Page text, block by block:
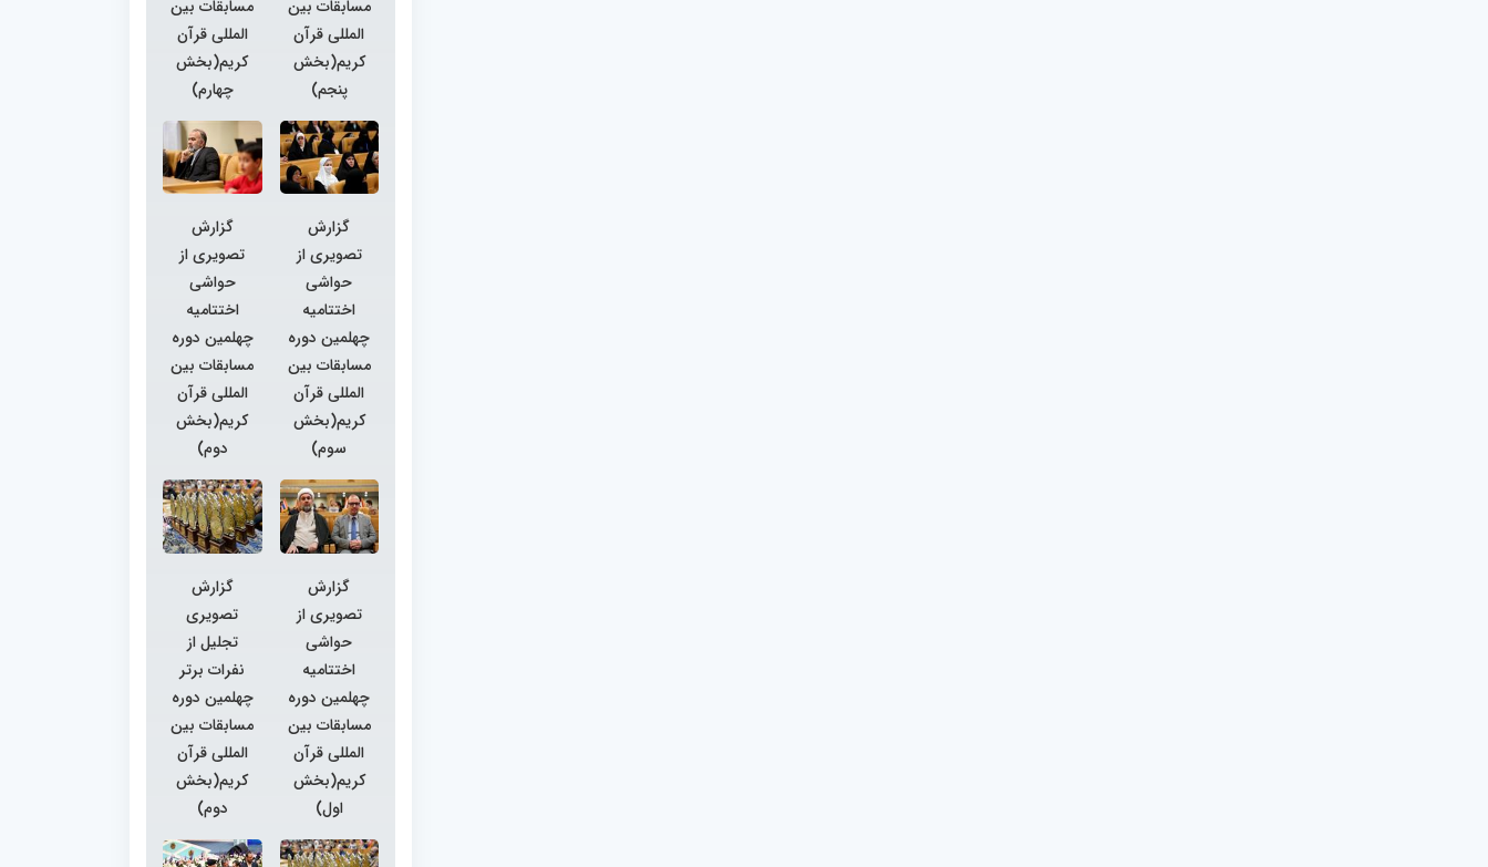
مسابقات بین
المللی قرآن
کریم(بخش
پنجم)
مسابقات بین
المللی قرآن
کریم(بخش
چهارم)
گزارش
تصویری از
حواشی
اختتامیه
چهلمین دوره
مسابقات بین
المللی قرآن
کریم(بخش
سوم)
گزارش
تصویری از
حواشی
اختتامیه
چهلمین دوره
مسابقات بین
المللی قرآن
کریم(بخش
دوم)
گزارش
تصویری از
حواشی
اختتامیه
چهلمین دوره
مسابقات بین
المللی قرآن
کریم(بخش
اول)
گزارش
تصویری
تجلیل از
نفرات برتر
چهلمین دوره
مسابقات بین
المللی قرآن
کریم(بخش
دوم)